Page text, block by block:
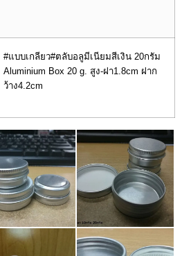
#แบบเกลียว#ตลับอลูมีเนียมสีเงิน 20กรัม
Aluminium Box 20 g. สูง-ฝา1.8cm ฝาก
ว้าง4.2cm